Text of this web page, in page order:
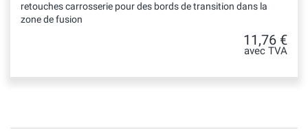
retouches carrosserie pour des bords de transition dans la
zone de fusion
11,76 €
avec TVA